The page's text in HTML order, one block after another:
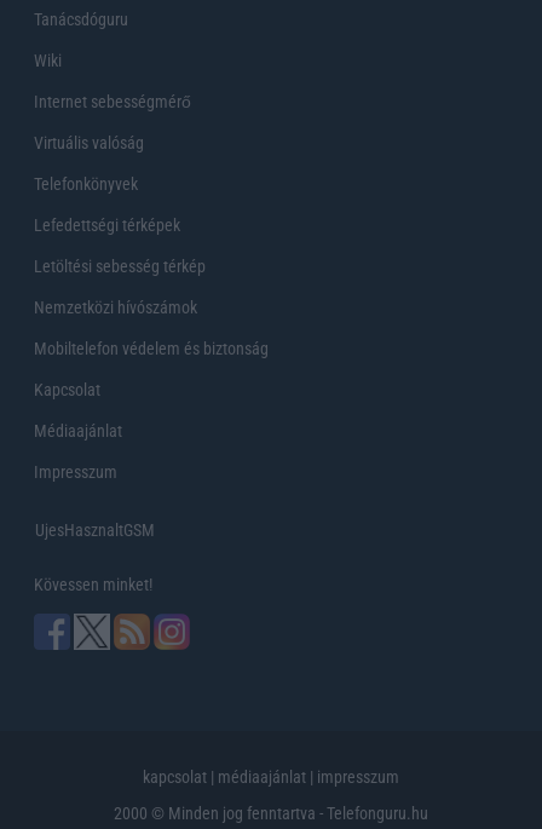
Tanácsdóguru
Wiki
Internet sebességmérő
Virtuális valóság
Telefonkönyvek
Lefedettségi térképek
Letöltési sebesség térkép
Nemzetközi hívószámok
Mobiltelefon védelem és biztonság
Kapcsolat
Médiaajánlat
Impresszum
UjesHasznaltGSM
Kövessen minket!
kapcsolat | médiaajánlat | impresszum
2000 © Minden jog fenntartva - Telefonguru.hu